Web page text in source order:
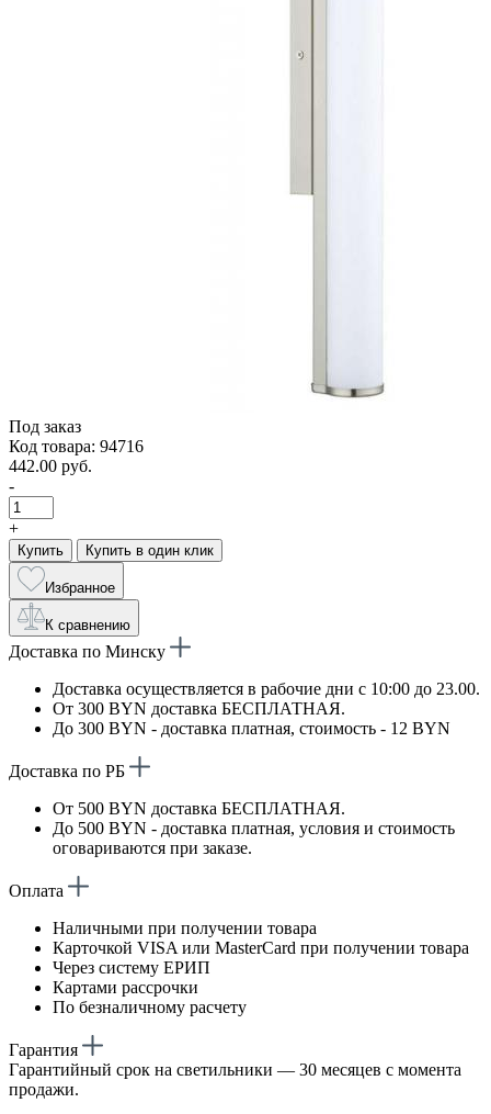
Под заказ
Код товара: 94716
442.00 руб.
-
+
Купить Купить в один клик
Избранное
К сравнению
Доставка по Минску
Доставка осуществляется в рабочие дни с 10:00 до 23.00.
От 300 BYN доставка БЕСПЛАТНАЯ.
До 300 BYN - доставка платная, стоимость - 12 BYN
Доставка по РБ
От 500 BYN доставка БЕСПЛАТНАЯ.
До 500 BYN - доставка платная, условия и стоимость
оговариваются при заказе.
Оплата
Наличными при получении товара
Карточкой VISA или MasterCard при получении товара
Через систему ЕРИП
Картами рассрочки
По безналичному расчету
Гарантия
Гарантийный срок на светильники — 30 месяцев с момента
продажи.